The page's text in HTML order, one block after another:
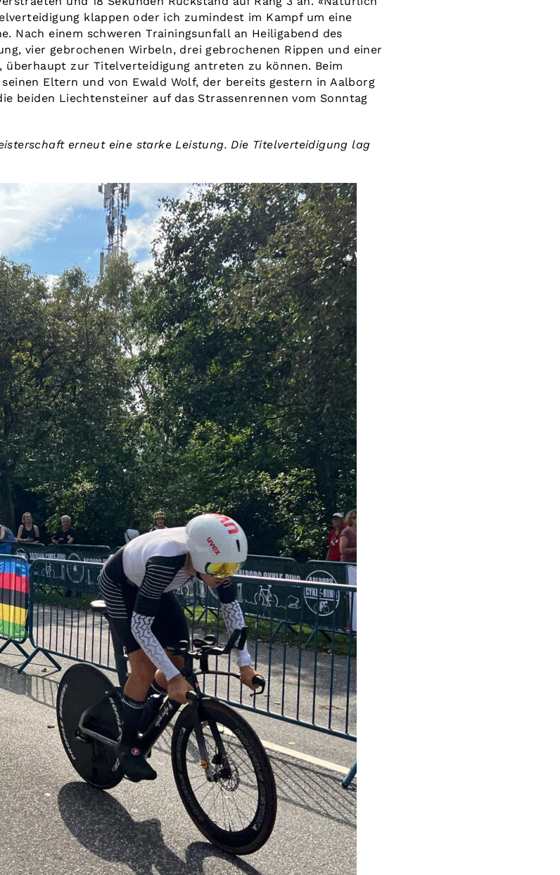
klappen oder ich zumindest im Kampf um eine
Nach einem schweren Trainingsunfall an Heiligabend des
vier gebrochenen Wirbeln, drei gebrochenen Rippen und einer
zur Titelverteidigung antreten zu können. Beim
Eltern und von Ewald Wolf, der bereits gestern in Aalborg
beiden Liechtensteiner auf das Strassenrennen vom Sonntag
erneut eine starke Leistung. Die Titelverteidigung lag